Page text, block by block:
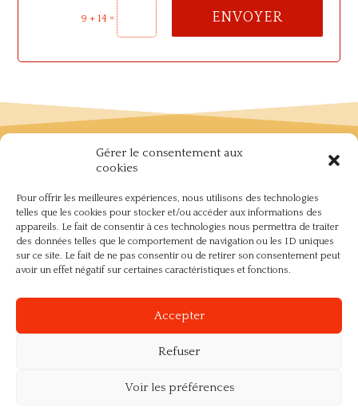
Gérer le consentement aux
cookies
Pour offrir les meilleures expériences, nous utilisons des technologies
telles que les cookies pour stocker et/ou accéder aux informations des
appareils. Le fait de consentir à ces technologies nous permettra de traiter
des données telles que le comportement de navigation ou les ID uniques
sur ce site. Le fait de ne pas consentir ou de retirer son consentement peut
avoir un effet négatif sur certaines caractéristiques et fonctions.
Accepter
Refuser
Voir les préférences
9 + 14 = ENVOYER
Nous suivre sur les réseaux :
Le groupe privé Ôdô Shiatsu Community est destiné à
partager uniquement du contenu (réflexions, articles,
recherches…) relatif au Shiatsu.
Si vous désirez rejoindre notre communauté, répondez
accéder. –
https://www.facebook.com/groups/346510110942501/